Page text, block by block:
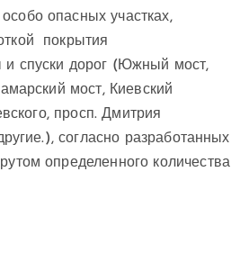
опасных участках,
покрытия
спуски дорог (Южный мост,
мост, Киевский
просп. Дмитрия
согласно разработанных
определенного количества